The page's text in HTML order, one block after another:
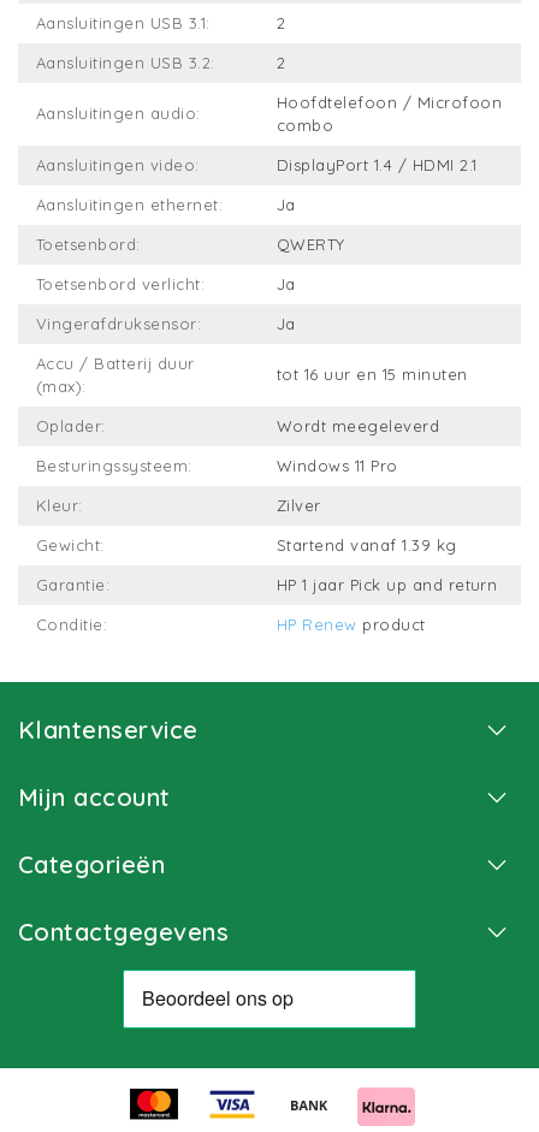
Aansluitingen USB 3.1: 2
Aansluitingen USB 3.2: 2
Aansluitingen audio:
Hoofdtelefoon / Microfoon
combo
Aansluitingen video: DisplayPort 1.4 / HDMI 2.1
Aansluitingen ethernet: Ja
Toetsenbord: QWERTY
Toetsenbord verlicht: Ja
Vingerafdruksensor: Ja
Accu / Batterij duur
(max):
tot 16 uur en 15 minuten
Oplader: Wordt meegeleverd
Besturingssysteem: Windows 11 Pro
Kleur: Zilver
Gewicht: Startend vanaf 1.39 kg
Garantie: HP 1 jaar Pick up and return
Conditie: HP Renew product
Klantenservice
Mijn account
Categorieën
Contactgegevens